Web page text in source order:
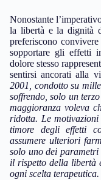
Nonostante
la libertà e la dignità
preferiscono
sopportare gli effetti
dolore stesso
sentirsi ancorati alla
2001, condotto su
soffrendo, solo un
maggioranza voleva
ridotta. Le motivazioni
timore degli effetti
assumere ulteriori
solo uno dei
il rispetto della libertà
ogni scelta terapeutica.